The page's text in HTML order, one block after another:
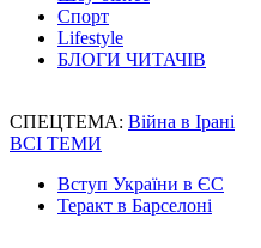
Спорт
Lifestyle
БЛОГИ ЧИТАЧІВ
СПЕЦТЕМА: Війна в Ірані
ВСІ ТЕМИ
Вступ України в ЄС
Теракт в Барселоні